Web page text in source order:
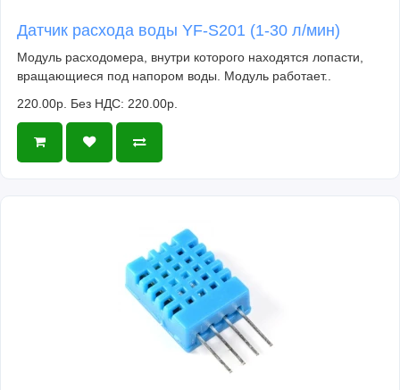
Датчик расхода воды YF-S201 (1-30 л/мин)
Модуль расходомера, внутри которого находятся лопасти,
вращающиеся под напором воды. Модуль работает..
220.00р. Без НДС: 220.00р.